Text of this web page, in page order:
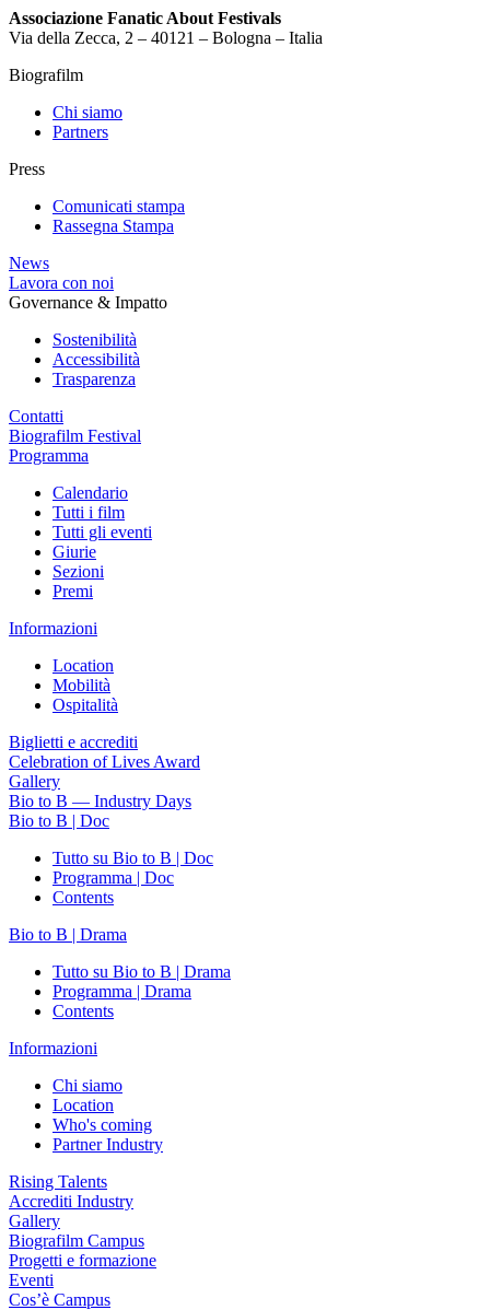
Associazione Fanatic About Festivals
Via della Zecca, 2 – 40121 – Bologna – Italia
Biografilm
Chi siamo
Partners
Press
Comunicati stampa
Rassegna Stampa
News
Lavora con noi
Governance & Impatto
Sostenibilità
Accessibilità
Trasparenza
Contatti
Biografilm Festival
Programma
Calendario
Tutti i film
Tutti gli eventi
Giurie
Sezioni
Premi
Informazioni
Location
Mobilità
Ospitalità
Biglietti e accrediti
Celebration of Lives Award
Gallery
Bio to B — Industry Days
Bio to B | Doc
Tutto su Bio to B | Doc
Programma | Doc
Contents
Bio to B | Drama
Tutto su Bio to B | Drama
Programma | Drama
Contents
Informazioni
Chi siamo
Location
Who's coming
Partner Industry
Rising Talents
Accrediti Industry
Gallery
Biografilm Campus
Progetti e formazione
Eventi
Cos’è Campus